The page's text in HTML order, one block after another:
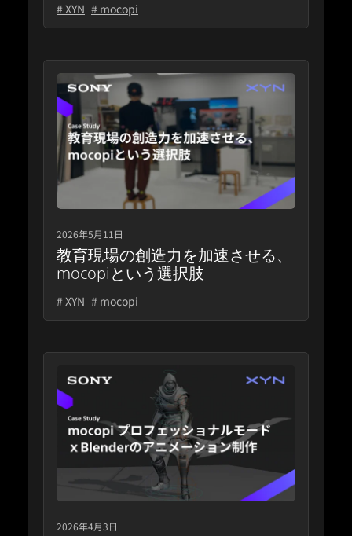
# XYN # mocopi
2026年5月11日
教育現場の創造力を加速させる、
mocopiという選択肢
# XYN # mocopi
2026年4月3日